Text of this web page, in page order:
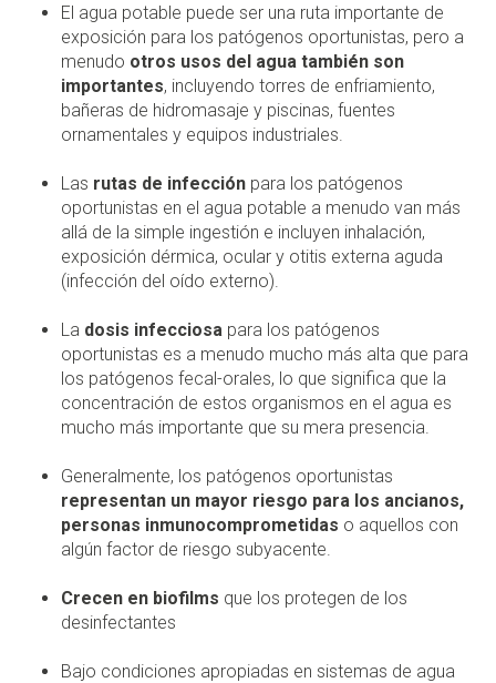
El agua potable puede ser una ruta importante de
exposición para los patógenos oportunistas, pero a
menudo otros usos del agua también son
importantes, incluyendo torres de enfriamiento,
bañeras de hidromasaje y piscinas, fuentes
ornamentales y equipos industriales.
Las rutas de infección para los patógenos
oportunistas en el agua potable a menudo van más
allá de la simple ingestión e incluyen inhalación,
exposición dérmica, ocular y otitis externa aguda
(infección del oído externo).
La dosis infecciosa para los patógenos
oportunistas es a menudo mucho más alta que para
los patógenos fecal-orales, lo que significa que la
concentración de estos organismos en el agua es
mucho más importante que su mera presencia.
Generalmente, los patógenos oportunistas
representan un mayor riesgo para los ancianos,
personas inmunocomprometidas o aquellos con
algún factor de riesgo subyacente.
Crecen en biofilms que los protegen de los
desinfectantes
Bajo condiciones apropiadas en sistemas de agua